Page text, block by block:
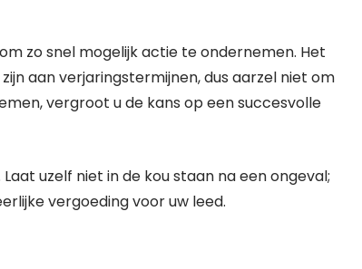
zo snel mogelijk actie te ondernemen. Het
aan verjaringstermijnen, dus aarzel niet om
vergroot u de kans op een succesvolle
uzelf niet in de kou staan na een ongeval;
vergoeding voor uw leed.